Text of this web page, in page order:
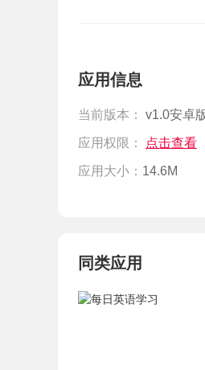
应用信息
当前版本： v1.0安卓
应用权限： 点击查看
应用大小： 14.6M
同类应用